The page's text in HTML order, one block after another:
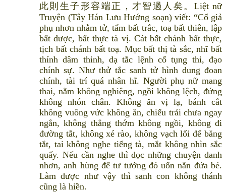
此則生子形容端正，才智過人矣。Liệt nữ
Truyện (Tây Hán Lưu Hướng soạn) viết: “Cổ giả
phụ nhơn nhẫm tử, tẩm bất trắc, toạ bất thiên, lập
bất dược, bất thực tà vị. Cát bất chánh bất thực,
tịch bất chánh bất toạ. Mục bất thị tà sắc, nhĩ bất
thính dâm thinh, dạ tắc lệnh cổ tụng thi, đạo
chính sự. Như thử tắc sanh tử hình dung đoan
chính, tài trí quá nhân hĩ. Người phụ nữ mang
thai, nằm không nghiêng, ngồi không lệch, đứng
không nhón chân. Không ăn vị lạ, bánh cắt
không vuông vức không ăn, chiếu trải chưa ngay
ngắn, không thẳng thớm không ngồi, không đi
đường tắt, không xé rào, không vạch lối để băng
tắt, tai không nghe tiếng tà, mắt không nhìn sắc
quấy. Nếu cần nghe thì đọc những chuyện danh
nhơn, anh hùng để tư tưởng đó uốn nắn đứa bé.
Làm được như vậy thì sanh con không thánh
cũng là hiền.